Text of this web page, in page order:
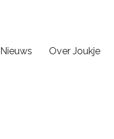
Nieuws Over Joukje